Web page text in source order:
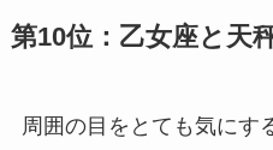
第10位：乙女座と天
周囲の目をとても気にす